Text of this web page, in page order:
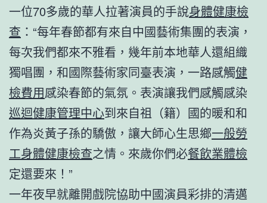
一位70多歲的華人拉著演員的手說身體健康檢
查 ：“每年春節都有來自中國藝術集團的表演，
每次我們都來不雅看，幾年前本地華人還組織
獨唱團，和國際藝術家同臺表演，一路感觸健
檢費用感染春節的氣氛。表演讓我們感觸感染
巡迴健康管理中心到來自祖（籍）國的暖和和
作為炎黃子孫的驕傲，讓大師心生思鄉一般勞
工身體健康檢查之情。來歲你們必餐飲業體檢
定還要來！”
一年夜早就離開戲院協助中國演員彩排的清邁